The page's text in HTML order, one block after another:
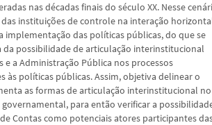
nas décadas finais do século XX. Nesse
instituições de controle na interação
implementação das políticas públicas, do que se
da possibilidade de articulação interinstitucional
e a Administração Pública nos processos
às políticas públicas. Assim, objetiva delinear o
as formas de articulação interinstitucional no
para então verificar a
Contas como potenciais atores participantes